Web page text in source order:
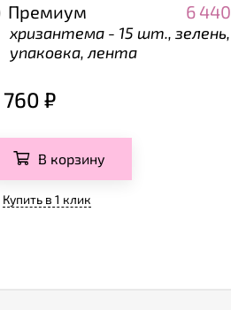
Премиум 6 440
хризантема - 15 шт., зелень,
упаковка, лента
760 ₽
В корзину
Купить в 1 клик